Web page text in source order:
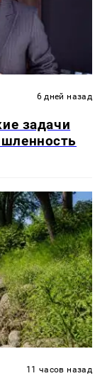
6 дней назад
задачи
11 часов назад